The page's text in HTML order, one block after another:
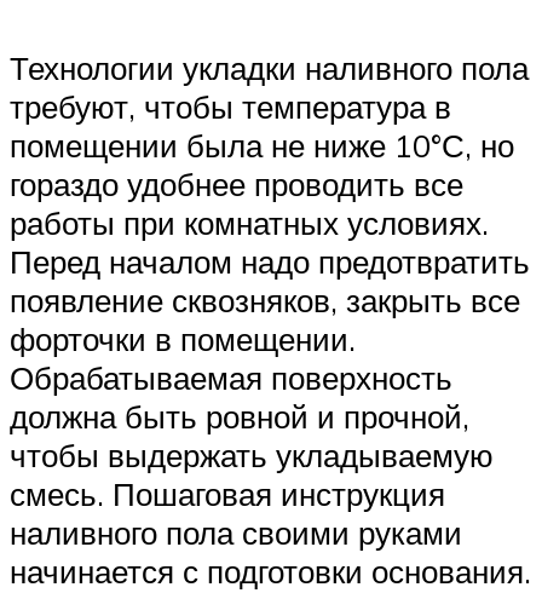
Технологии укладки наливного пола
требуют, чтобы температура в
помещении была не ниже 10°С, но
гораздо удобнее проводить все
работы при комнатных условиях.
Перед началом надо предотвратить
появление сквозняков, закрыть все
форточки в помещении.
Обрабатываемая поверхность
должна быть ровной и прочной,
чтобы выдержать укладываемую
смесь. Пошаговая инструкция
наливного пола своими руками
начинается с подготовки основания.